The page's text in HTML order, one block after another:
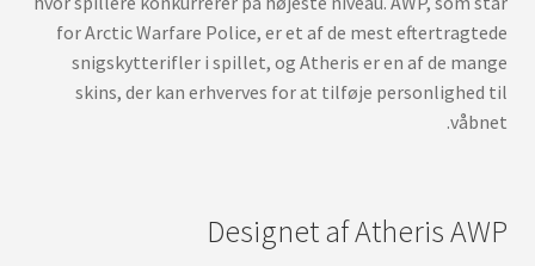
for Arctic Warfare Police, er et af de mest eftertragtede
snigskytterifler i spillet, og Atheris er en af de mange
skins, der kan erhverves for at tilføje personlighed til
våbnet.
Designet af Atheris AWP